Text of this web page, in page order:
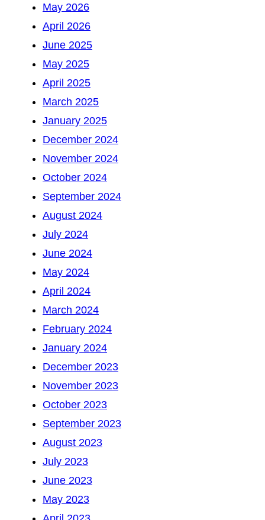
May 2026
April 2026
June 2025
May 2025
April 2025
March 2025
January 2025
December 2024
November 2024
October 2024
September 2024
August 2024
July 2024
June 2024
May 2024
April 2024
March 2024
February 2024
January 2024
December 2023
November 2023
October 2023
September 2023
August 2023
July 2023
June 2023
May 2023